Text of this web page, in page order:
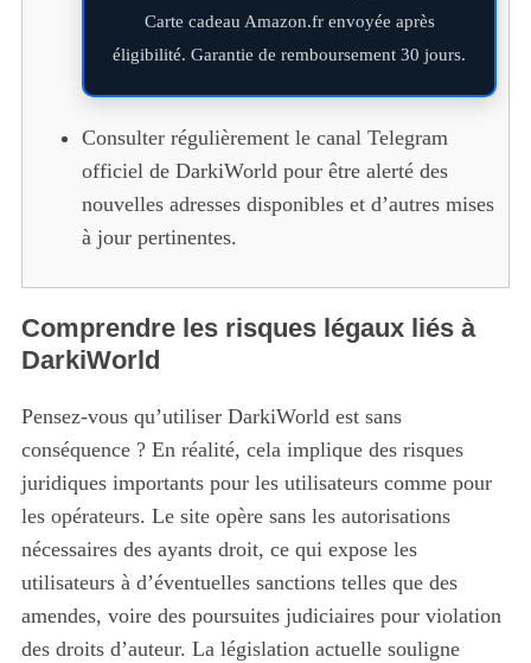
Carte cadeau Amazon.fr envoyée après
éligibilité. Garantie de remboursement 30 jours.
Consulter régulièrement le canal Telegram
officiel de DarkiWorld pour être alerté des
nouvelles adresses disponibles et d’autres mises
à jour pertinentes.
Comprendre les risques légaux liés à
DarkiWorld
Pensez-vous qu’utiliser DarkiWorld est sans
conséquence ? En réalité, cela implique des risques
juridiques importants pour les utilisateurs comme pour
les opérateurs. Le site opère sans les autorisations
nécessaires des ayants droit, ce qui expose les
utilisateurs à d’éventuelles sanctions telles que des
amendes, voire des poursuites judiciaires pour violation
des droits d’auteur. La législation actuelle souligne